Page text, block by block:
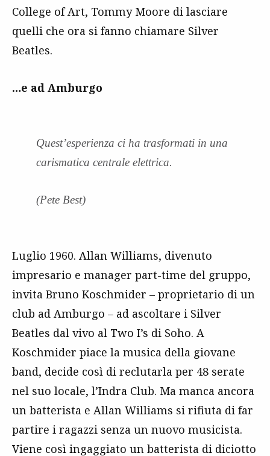
College of Art, Tommy Moore di lasciare
quelli che ora si fanno chiamare Silver
Beatles.
…e ad Amburgo
Quest’esperienza ci ha trasformati in una
carismatica centrale elettrica.
(Pete Best)
Luglio 1960. Allan Williams, divenuto
impresario e manager part-time del gruppo,
invita Bruno Koschmider – proprietario di un
club ad Amburgo – ad ascoltare i Silver
Beatles dal vivo al Two I’s di Soho. A
Koschmider piace la musica della giovane
band, decide così di reclutarla per 48 serate
nel suo locale, l’Indra Club. Ma manca ancora
un batterista e Allan Williams si rifiuta di far
partire i ragazzi senza un nuovo musicista.
Viene così ingaggiato un batterista di diciotto